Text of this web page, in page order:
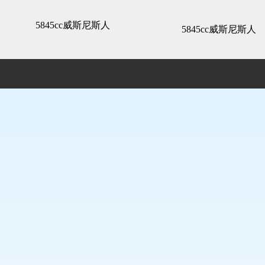
5845cc威斯尼斯人 5845cc威斯尼斯人